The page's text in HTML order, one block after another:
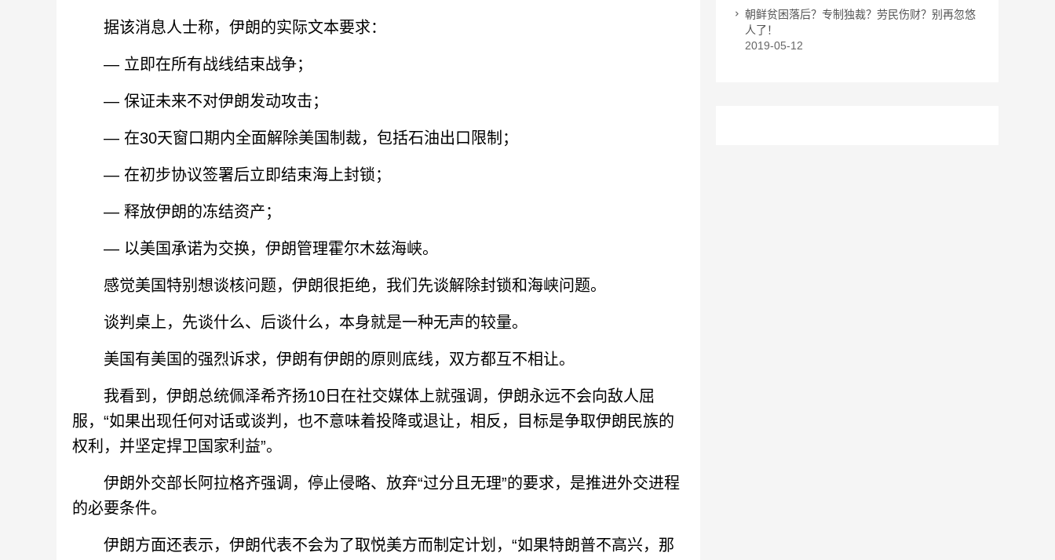
据该消息人士称，伊朗的实际文本要求：
— 立即在所有战线结束战争；
— 保证未来不对伊朗发动攻击；
— 在30天窗口期内全面解除美国制裁，包括石油出口限制；
— 在初步协议签署后立即结束海上封锁；
— 释放伊朗的冻结资产；
— 以美国承诺为交换，伊朗管理霍尔木兹海峡。
感觉美国特别想谈核问题，伊朗很拒绝，我们先谈解除封锁和海峡问题。
谈判桌上，先谈什么、后谈什么，本身就是一种无声的较量。
美国有美国的强烈诉求，伊朗有伊朗的原则底线，双方都互不相让。
我看到，伊朗总统佩泽希齐扬10日在社交媒体上就强调，伊朗永远不会向敌人屈
服，“如果出现任何对话或谈判，也不意味着投降或退让，相反，目标是争取伊朗民族的
权利，并坚定捍卫国家利益”。
伊朗外交部长阿拉格齐强调，停止侵略、放弃“过分且无理”的要求，是推进外交进程
的必要条件。
伊朗方面还表示，伊朗代表不会为了取悦美方而制定计划，“如果特朗普不高兴，那
朝鲜贫困落后？专制独裁？劳民伤财？别再忽悠
人了！
2019-05-12